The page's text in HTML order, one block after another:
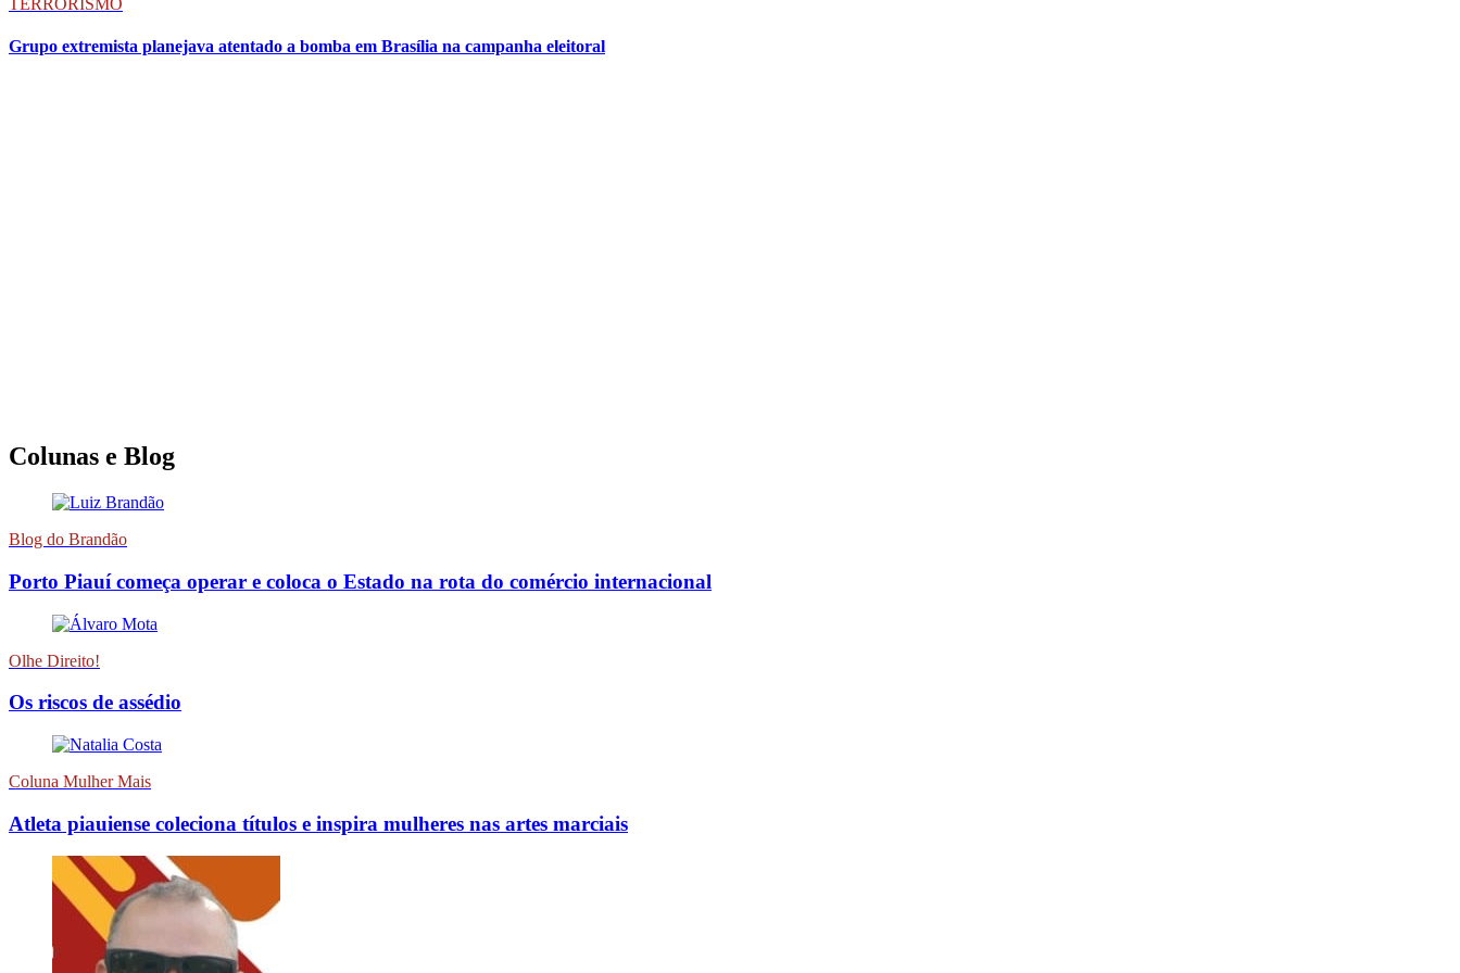
Grupo extremista planejava atentado a bomba em Brasília na campanha eleitoral
Colunas e Blog
Blog do Brandão
Porto Piauí começa operar e coloca o Estado na rota do comércio internacional
Olhe Direito!
Os riscos de assédio
Coluna Mulher Mais
Atleta piauiense coleciona títulos e inspira mulheres nas artes marciais